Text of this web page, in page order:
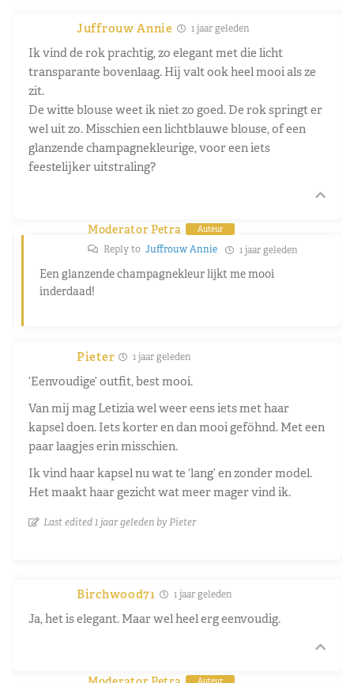
Juffrouw Annie 1 jaar geleden
Ik vind de rok prachtig, zo elegant met die licht
transparante bovenlaag. Hij valt ook heel mooi als ze
zit.
De witte blouse weet ik niet zo goed. De rok springt er
wel uit zo. Misschien een lichtblauwe blouse, of een
glanzende champagnekleurige, voor een iets
feestelijker uitstraling?
Moderator Petra Auteur
Reply to Juffrouw Annie 1 jaar geleden
Een glanzende champagnekleur lijkt me mooi
inderdaad!
Pieter 1 jaar geleden
‘Eenvoudige’ outfit, best mooi.
Van mij mag Letizia wel weer eens iets met haar
kapsel doen. Iets korter en dan mooi geföhnd. Met een
paar laagjes erin misschien.
Ik vind haar kapsel nu wat te ‘lang’ en zonder model.
Het maakt haar gezicht wat meer mager vind ik.
Last edited 1 jaar geleden by Pieter
Birchwood71 1 jaar geleden
Ja, het is elegant. Maar wel heel erg eenvoudig.